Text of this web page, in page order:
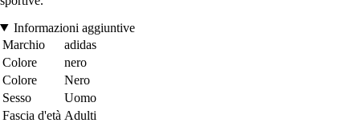
Informazioni aggiuntive
Marchio
adidas
Colore
nero
Colore
Nero
Sesso
Uomo
Fascia d'età Adulti